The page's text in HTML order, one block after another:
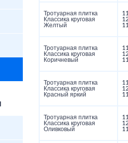
Тротуарная плитка
Классика круговая
Желтый
Тротуарная плитка
Классика круговая
Коричневый
Тротуарная плитка
Классика круговая
Красный яркий
Тротуарная плитка
Классика круговая
Оливковый